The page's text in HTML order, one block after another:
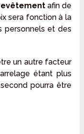
afin de
sera fonction à la
personnels et des
un autre facteur
étant plus
pourra être